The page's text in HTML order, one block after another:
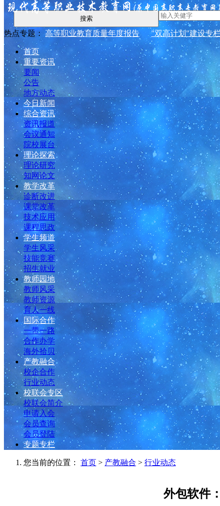
搜索
热点专题： 高等职业教育质量年度报告 "双高计划"建设专
首页
重要资讯
要闻
公告
地方动态
今日新闻
综合资讯
资讯报道
会议通知
院校展台
理论探索
理论研究
知网论文
教学改革
诊断改进
课堂改革
技术应用
课程思政
学生频道
学生风采
技能竞赛
招生就业
教师园地
教师风采
教师资源
育人一线
国际合作
一带一路
合作办学
海外拾贝
产教融合
校企合作
行业动态
校联会专区
校联会简介
申请入会
会员查询
会员登陆
专题专栏
您当前的位置： 首页 > 产教融合 > 行业动态
外包软件